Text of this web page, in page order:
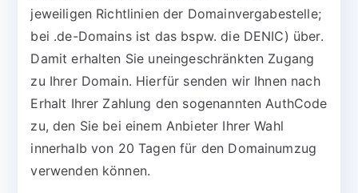
jeweiligen Richtlinien der Domainvergabestelle;
bei .de-Domains ist das bspw. die DENIC) über.
Damit erhalten Sie uneingeschränkten Zugang
zu Ihrer Domain. Hierfür senden wir Ihnen nach
Erhalt Ihrer Zahlung den sogenannten AuthCode
zu, den Sie bei einem Anbieter Ihrer Wahl
innerhalb von 20 Tagen für den Domainumzug
verwenden können.